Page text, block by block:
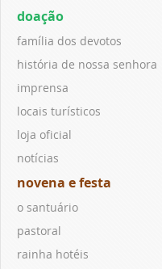
doação
família dos devotos
história de nossa senhora
imprensa
locais turísticos
loja oficial
notícias
novena e festa
o santuário
pastoral
rainha hotéis